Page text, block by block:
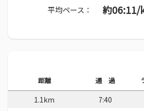
平均ペース： 約06:11/
距離 通 過
1.1km 7:40